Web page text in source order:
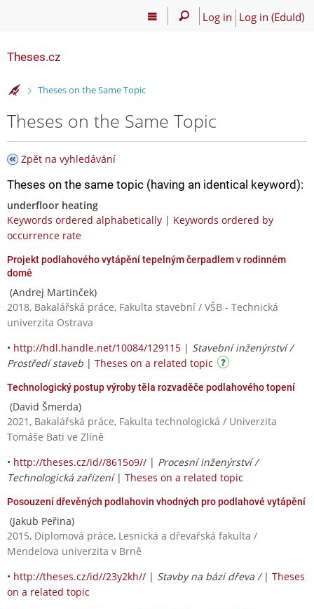
Log in Log in (EduId)
Theses.cz
>
Theses on the Same Topic
Theses on the Same Topic
Zpět na vyhledávání
Theses on the same topic (having an identical keyword):
underfloor heating
Keywords ordered alphabetically | Keywords ordered by
occurrence rate
Projekt podlahového vytápění tepelným čerpadlem v rodinném
domě
(Andrej Martinček)
2018, Bakalářská práce, Fakulta stavební / VŠB - Technická
univerzita Ostrava
• http://hdl.handle.net/10084/129115 | Stavební inženýrství /
Prostředí staveb | Theses on a related topic
Technologický postup výroby těla rozvaděče podlahového topení
(David Šmerda)
2021, Bakalářská práce, Fakulta technologická / Univerzita
Tomáše Bati ve Zlíně
• http://theses.cz/id//8615o9// | Procesní inženýrství /
Technologická zařízení| Theses on a related topic
Posouzení dřevěných podlahovin vhodných pro podlahové vytápění
(Jakub Peřina)
2015, Diplomová práce, Lesnická a dřevařská fakulta /
Mendelova univerzita v Brně
• http://theses.cz/id//23y2kh// | Stavby na bázi dřeva / | Theses
on a related topic